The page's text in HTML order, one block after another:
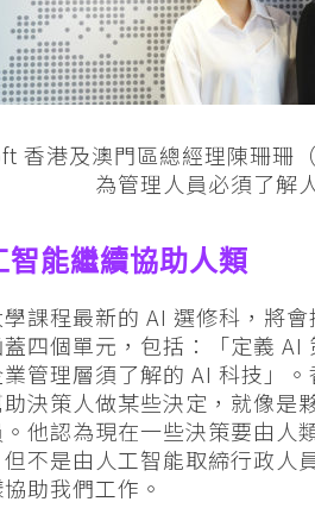
香港及澳門區總經理陳珊珊
為管理人員必須了解
智能繼續協助人類
課程最新的 AI 選修科，將
四個單元，包括：「定義
管理層須了解的 AI 科技」
決策人做某些決定，就像是
他認為現在一些決策要由人
不是由人工智能取締行政人
助我們工作。